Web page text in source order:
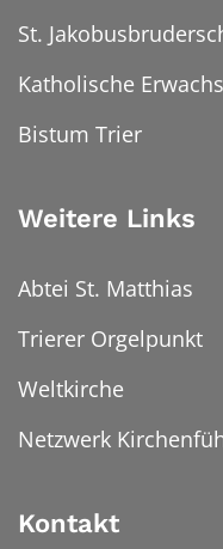
St.
Katholische
Bistum Trier
Weitere Links
Abtei St. Matthias
Trierer Orgelpunkt
Weltkirche
Netzwerk
Kontakt